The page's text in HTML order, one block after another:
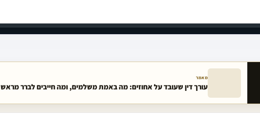
מאמר
עורך דין שעובד על אחוזים: מה באמת משלמים, ומה חייבים לברר מראש